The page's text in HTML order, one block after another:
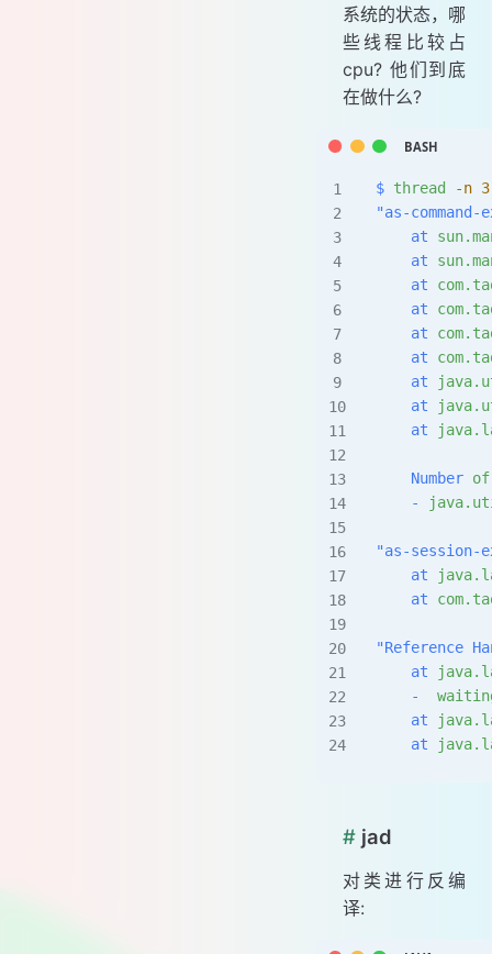
系统的状态，哪
些线程比较占
cpu? 他们到底
在做什么?
$ thread -n 3
"as-command-
    at
    at
    at
    at
    at
    at
    at
    at
    at
    Number
of
    -
"as-session-
    at
    at
"Reference
    at
    -
    at
    at
# jad
对类进行反编
译: